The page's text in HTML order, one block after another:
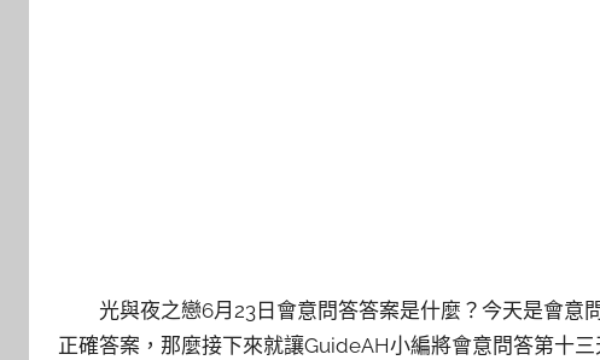
光與夜之戀6月23日會意問答答案是什麼？今天是會意
正確答案，那麼接下來就讓GuideAH小編將會意問答第十